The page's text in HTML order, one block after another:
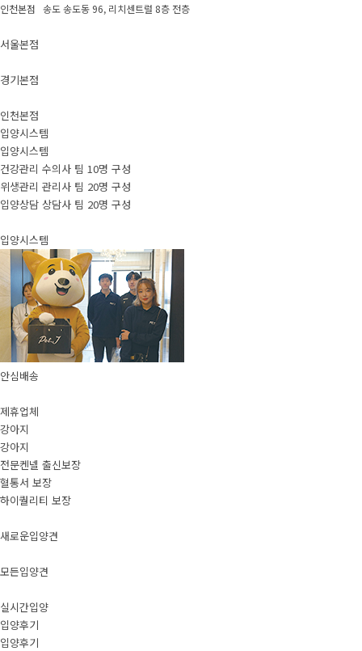
인천본점 송도 송도동 96, 리치센트럴 8층 전층
서울본점
경기본점
인천본점
입양시스템
입양시스템
건강관리 수의사 팀 10명 구성
위생관리 관리사 팀 20명 구성
입양상담 상담사 팀 20명 구성
입양시스템
안심배송
제휴업체
강아지
강아지
전문켄넬 출신보장
혈통서 보장
하이퀄리티 보장
새로운입양견
모든입양견
실시간입양
입양후기
입양후기